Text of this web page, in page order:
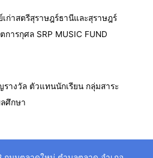
ก่าสตรีสุราษฎร์ธานีและสุราษฎร์
การกุศล SRP MUSIC FUND
างวัล ตัวแทนนักเรียน กลุ่มสาระ
ศึกษา